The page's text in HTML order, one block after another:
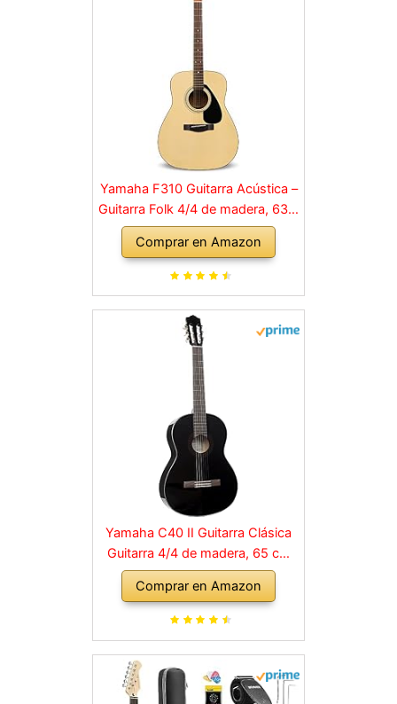
Yamaha F310 Guitarra Acústica –
Guitarra Folk 4/4 de madera, 63.4
cm, escala 25 pulgadas, 6
cuerdas metálicas, color Madera
natural
Comprar en Amazon
Yamaha C40 II Guitarra Clásica
Guitarra 4/4 de madera, 65 cm
25 9/16”, 6 cuerdas de nylon,
Color Negro (Acabado brillante)
Comprar en Amazon